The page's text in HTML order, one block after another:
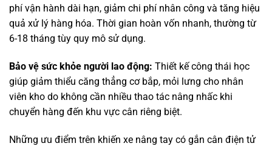
phí vận hành dài hạn, giảm chi phí nhân công và tăng hiệu
quả xử lý hàng hóa. Thời gian hoàn vốn nhanh, thường từ
6-18 tháng tùy quy mô sử dụng.
Bảo vệ sức khỏe người lao động: Thiết kế công thái học
giúp giảm thiểu căng thẳng cơ bắp, mỏi lưng cho nhân
viên kho do không cần nhiều thao tác nâng nhấc khi
chuyển hàng đến khu vực cân riêng biệt.
Những ưu điểm trên khiến xe nâng tay có gắn cân điện tử